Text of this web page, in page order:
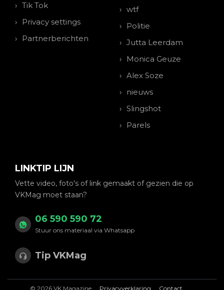
Tik Tok
Privacy settings
Partnerberichten
wtf
Politie
Jutta Leerdam
Monica Geuze
Alex Soze
nieuws
Slingshot
Parels
LINKTIP LIJN
Vette video, foto's of link gemaakt of gezien die op
VKMag moet staan?
06 590 590 72
Stuur ons materiaal via Whatsapp
Tip VKMag
© 2026 VK Magazine Privacyverklaring Contact